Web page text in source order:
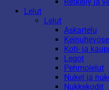
Lelut
Lelut
Askartelu
Koti- ja
Legot
Pehmolelut
Nuket ja
Nukkekodit